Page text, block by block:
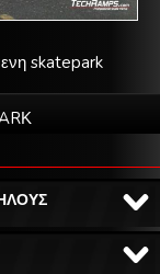
skatepark